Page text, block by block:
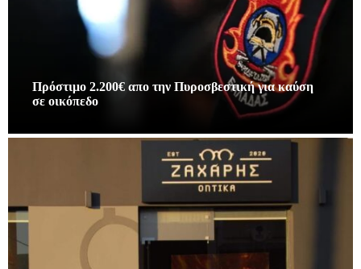
Πρόστιμο 2.200€ απο την Πυροσβεστική για καύση
σε οικόπεδο